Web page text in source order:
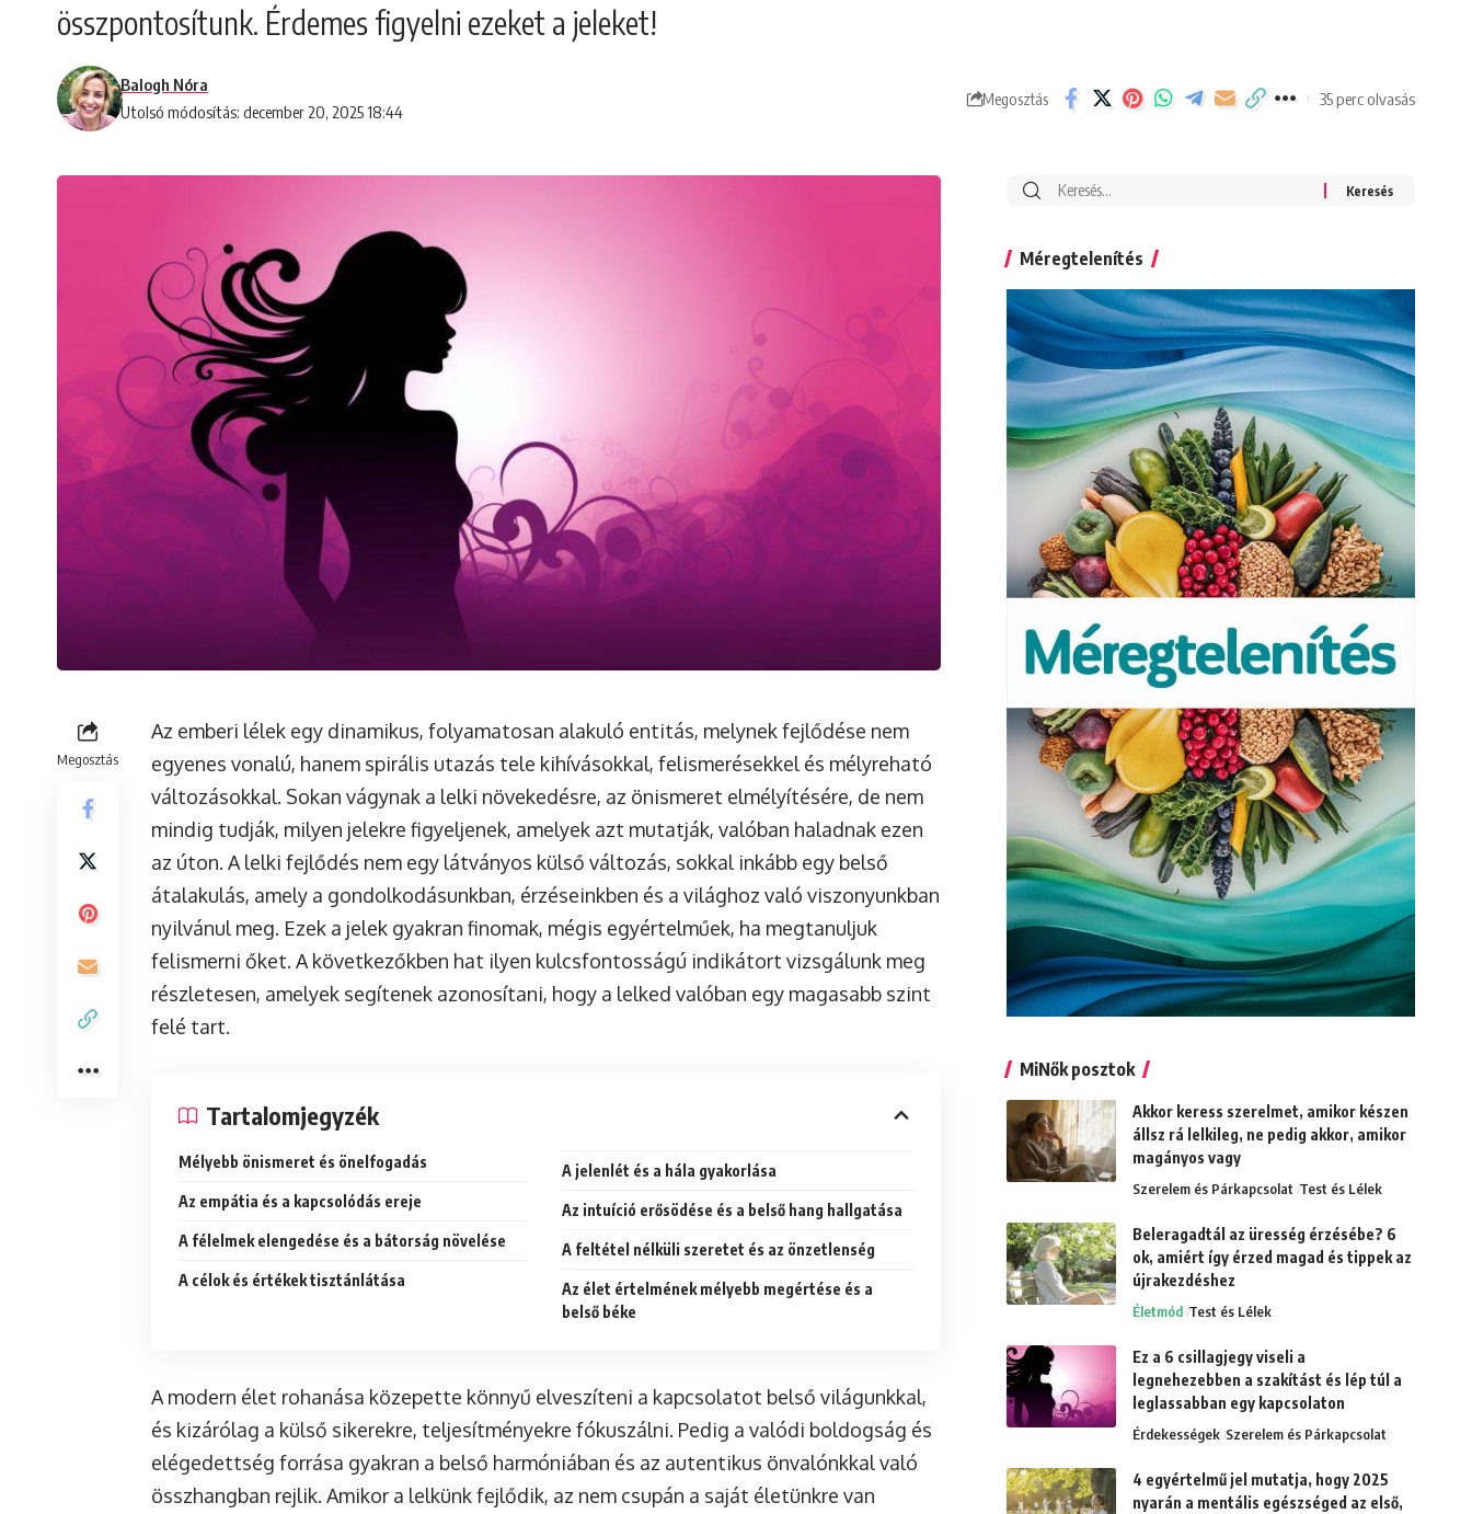
összpontosítunk. Érdemes figyelni ezeket a jeleket!
Utolsó módosítás: december 20, 2025 18:44
Balogh Nóra
Megosztás 35 perc olvasás
Megosztás
Az emberi lélek egy dinamikus, folyamatosan alakuló entitás, melynek fejlődése nem
egyenes vonalú, hanem spirális utazás tele kihívásokkal, felismerésekkel és mélyreható
változásokkal. Sokan vágynak a lelki növekedésre, az önismeret elmélyítésére, de nem
mindig tudják, milyen jelekre figyeljenek, amelyek azt mutatják, valóban haladnak ezen
az úton. A lelki fejlődés nem egy látványos külső változás, sokkal inkább egy belső
átalakulás, amely a gondolkodásunkban, érzéseinkben és a világhoz való viszonyunkban
nyilvánul meg. Ezek a jelek gyakran finomak, mégis egyértelműek, ha megtanuljuk
felismerni őket. A következőkben hat ilyen kulcsfontosságú indikátort vizsgálunk meg
részletesen, amelyek segítenek azonosítani, hogy a lelked valóban egy magasabb szint
felé tart.
Tartalomjegyzék
Mélyebb önismeret és önelfogadás
Az empátia és a kapcsolódás ereje
A félelmek elengedése és a bátorság növelése
A célok és értékek tisztánlátása
A jelenlét és a hála gyakorlása
Az intuíció erősödése és a belső hang hallgatása
A feltétel nélküli szeretet és az önzetlenség
Az élet értelmének mélyebb megértése és a
belső béke
A modern élet rohanása közepette könnyű elveszíteni a kapcsolatot belső világunkkal,
és kizárólag a külső sikerekre, teljesítményekre fókuszálni. Pedig a valódi boldogság és
elégedettség forrása gyakran a belső harmóniában és az autentikus önvalónkkal való
összhangban rejlik. Amikor a lelkünk fejlődik, az nem csupán a saját életünkre van
Search
Méregtelenítés
MiNők posztok
Akkor keress szerelmet, amikor készen
állsz rá lelkileg, ne pedig akkor, amikor
magányos vagy
Szerelem és Párkapcsolat Test és Lélek
Beleragadtál az üresség érzésébe? 6
ok, amiért így érzed magad és tippek az
újrakezdéshez
Életmód Test és Lélek
Ez a 6 csillagjegy viseli a
legnehezebben a szakítást és lép túl a
leglassabban egy kapcsolaton
Érdekességek Szerelem és Párkapcsolat
4 egyértelmű jel mutatja, hogy 2025
nyarán a mentális egészséged az első,